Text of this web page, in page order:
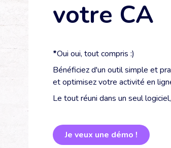
votre CA
*Oui oui, tout compris :)
Bénéficiez d'un outil simple et
et optimisez votre activité en
Le tout réuni dans un seul logiciel,
Je veux une démo !